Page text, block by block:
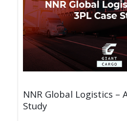
NNR Global Logistics –
Study